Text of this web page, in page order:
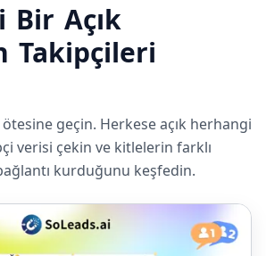
Bir Açık
Takipçileri
ötesine geçin. Herkese açık herhangi
verisi çekin ve kitlelerin farklı
kurduğunu keşfedin.